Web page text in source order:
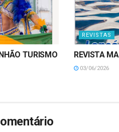
TURISMO
REVISTAS
REVISTA
03/06/2026